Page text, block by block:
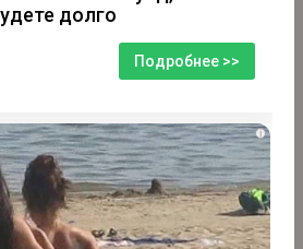
долго
Подробнее >>
i